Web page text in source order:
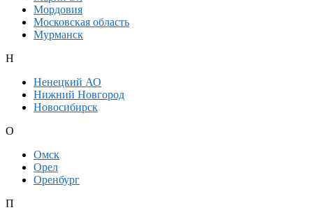
Мордовия
Московская область
Мурманск
Н
Ненецкий АО
Нижний Новгород
Новосибирск
О
Омск
Орел
Оренбург
П